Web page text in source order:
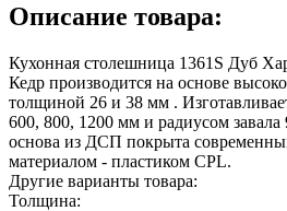
Описание товара:
Кухонная столешница 1361S Дуб
Кедр производится на основе
толщиной 26 и 38 мм .
600, 800, 1200 мм и радиусом
основа из ДСП покрыта
материалом - пластиком CPL.
Другие варианты товара:
Толщина: